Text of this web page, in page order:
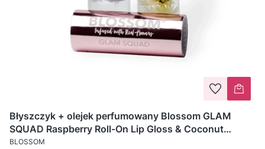
Błyszczyk + olejek perfumowany Blossom GLAM
SQUAD Raspberry Roll-On Lip Gloss & Coconut
Perfume Oil - 2 x 6ml
BLOSSOM